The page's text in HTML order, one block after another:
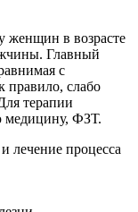
женщин в возрасте
Главный
с
правило, слабо
терапии
медицину, ФЗТ.